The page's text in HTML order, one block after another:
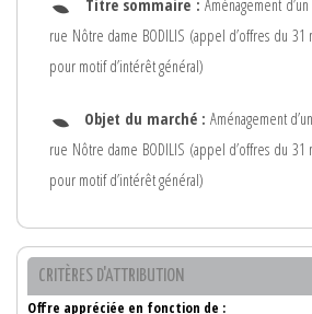
Titre sommaire : Aménagement
rue Nôtre dame BODILIS (appel d’offres du 31
pour motif d’intérêt général)
Objet du marché : Aménagement
rue Nôtre dame BODILIS (appel d’offres du 31
pour motif d’intérêt général)
CRITÈRES D'ATTRIBUTION
Offre appréciée en fonction de :